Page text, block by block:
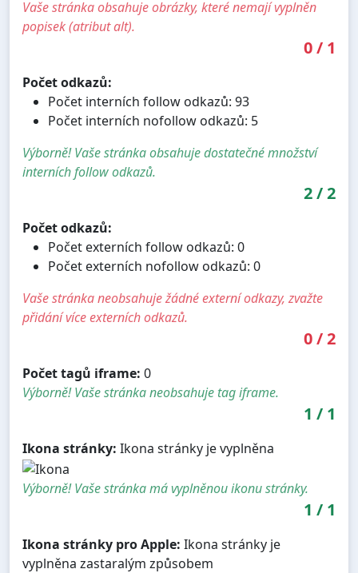
Vaše stránka obsahuje obrázky, které nemají vyplněn
popisek (atribut alt).
0/ 1
Počet odkazů:
Počet interních follow odkazů: 93
Počet interních nofollow odkazů: 5
Výborně! Vaše stránka obsahuje dostatečné množství
interních follow odkazů.
2/2
Počet odkazů:
Počet externích follow odkazů: 0
Počet externích nofollow odkazů: 0
Vaše stránka neobsahuje žádné externí odkazy, zvažte
přidání více externích odkazů.
0/2
Počet tagů iframe: 0
Výborně! Vaše stránka neobsahuje tag iframe.
1 / 1
Ikona stránky: Ikona stránky je vyplněna
Výborně! Vaše stránka má vyplněnou ikonu stránky.
1 / 1
Ikona stránky pro Apple: Ikona stránky je
vyplněna zastaralým způsobem